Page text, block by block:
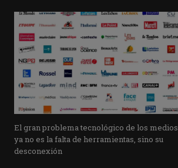
El gran problema tecnológico de los medios
ya no es la falta de herramientas, sino su
desconexión